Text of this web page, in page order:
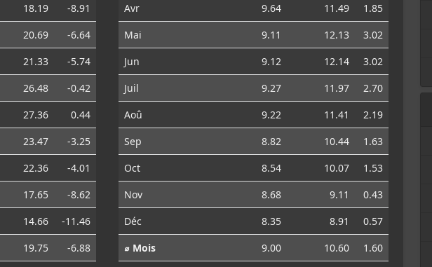
18.19
-8.91
20.69
-6.64
21.33
-5.74
26.48
-0.42
27.36
0.44
23.47
-3.25
22.36
-4.01
17.65
-8.62
14.66
-11.46
19.75 -6.88
Avr
9.64 11.49
1.85
Mai
9.11 12.13
3.02
Jun
9.12 12.14
3.02
Juil
9.27 11.97
2.70
Aoû
9.22 11.41
2.19
Sep
8.82 10.44
1.63
Oct
8.54 10.07
1.53
Nov
8.68 9.11
0.43
Déc
8.35 8.91
0.57
⌀ Mois
9.00 10.60 1.60